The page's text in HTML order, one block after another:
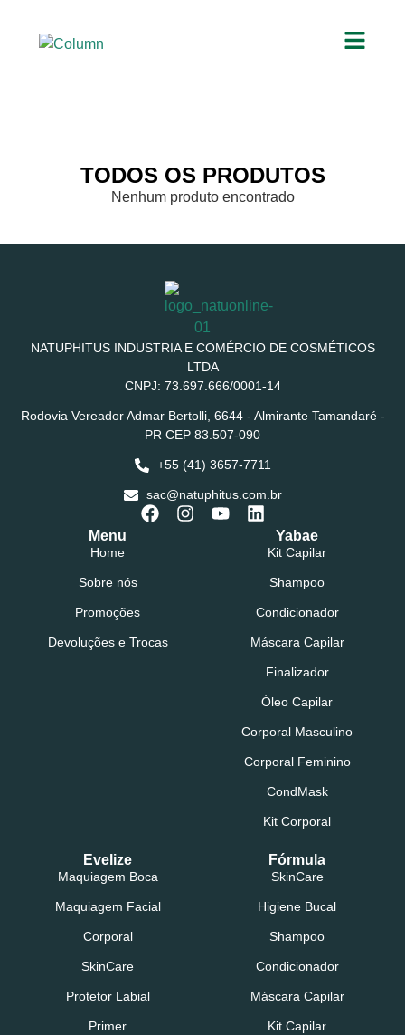
TODOS OS PRODUTOS
Nenhum produto encontrado
NATUPHITUS INDUSTRIA E COMÉRCIO DE COSMÉTICOS
LTDA
CNPJ: 73.697.666/0001-14
Rodovia Vereador Admar Bertolli, 6644 - Almirante Tamandaré -
PR CEP 83.507-090
+55 (41) 3657-7711
sac@natuphitus.com.br
Menu
Home
Sobre nós
Promoções
Devoluções e Trocas
Yabae
Kit Capilar
Shampoo
Condicionador
Máscara Capilar
Finalizador
Óleo Capilar
Corporal Masculino
Corporal Feminino
CondMask
Kit Corporal
Evelize
Maquiagem Boca
Maquiagem Facial
Corporal
SkinCare
Protetor Labial
Primer
Fórmula
SkinCare
Higiene Bucal
Shampoo
Condicionador
Máscara Capilar
Kit Capilar